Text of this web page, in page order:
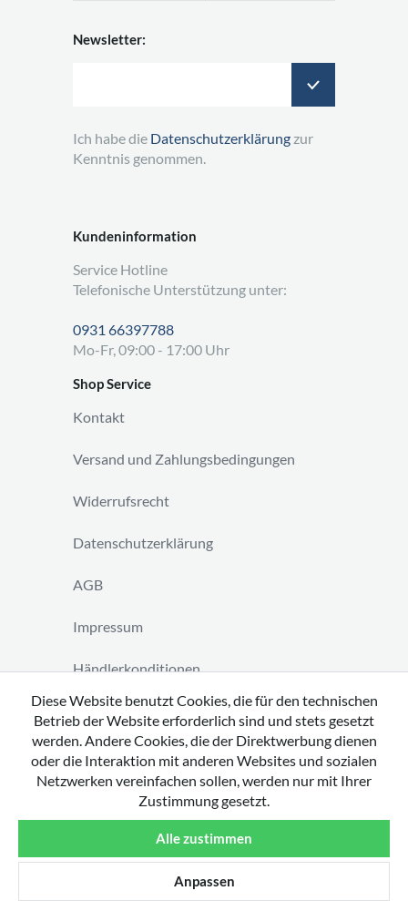
Kundeninformation
Service Hotline
Telefonische Unterstützung unter:
0931 66397788
Mo-Fr, 09:00 - 17:00 Uhr
Shop Service
Kontakt
Versand und Zahlungsbedingungen
Widerrufsrecht
Datenschutzerklärung
AGB
Impressum
Händlerkonditionen
Vertrag widerrufen
Newsletter:
Ich habe die Datenschutzerklärung zur
Kenntnis genommen.
Diese Website benutzt Cookies, die für den technischen
Betrieb der Website erforderlich sind und stets gesetzt
werden. Andere Cookies, die der Direktwerbung dienen
oder die Interaktion mit anderen Websites und sozialen
Netzwerken vereinfachen sollen, werden nur mit Ihrer
Zustimmung gesetzt.